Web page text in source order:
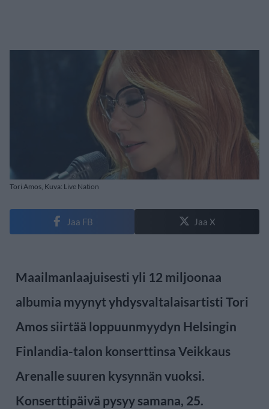
Tori Amos, Kuva: Live Nation
Jaa FB Jaa X
Maailmanlaajuisesti yli 12 miljoonaa
albumia myynyt yhdysvaltalaisartisti Tori
Amos siirtää loppuunmyydyn Helsingin
Finlandia-talon konserttinsa Veikkaus
Arenalle suuren kysynnän vuoksi.
Konserttipäivä pysyy samana, 25.